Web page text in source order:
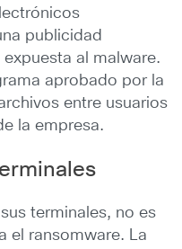
publicidad
al malware.
aprobado por la
entre usuarios
la empresa.
terminales, no es
el ransomware. La